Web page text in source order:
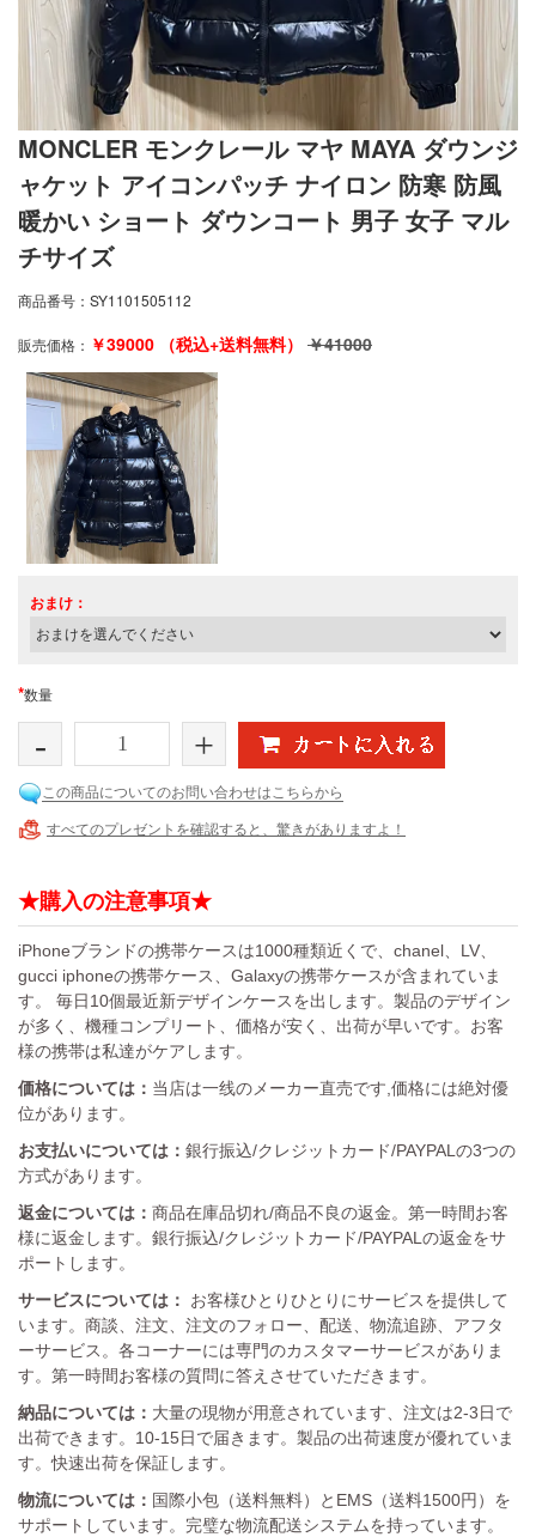
MONCLER モンクレール マヤ MAYA ダウンジ
ャケット アイコンパッチ ナイロン 防寒 防風
暖かい ショート ダウンコート 男子 女子 マル
チサイズ
商品番号： SY1101505112
販売価格： ￥39000 （税込+送料無料） ￥41000
おまけ：
*数量
- +
この商品についてのお問い合わせはこちらから
すべてのプレゼントを確認すると、驚きがありますよ！
★購入の注意事項★
iPhoneブランドの携帯ケースは1000種類近くで、chanel、LV、
gucci iphoneの携帯ケース、Galaxyの携帯ケースが含まれていま
す。 毎日10個最近新デザインケースを出します。製品のデザイン
が多く、機種コンプリート、価格が安く、出荷が早いです。お客
様の携帯は私達がケアします。
価格については： 当店は一线のメーカー直売です,価格には絶対優
位があります。
お支払いについては： 銀行振込/クレジットカード/PAYPALの3つの
方式があります。
返金については： 商品在庫品切れ/商品不良の返金。第一時間お客
様に返金します。銀行振込/クレジットカード/PAYPALの返金をサ
ポートします。
サービスについては：
お客様ひとりひとりにサービスを提供して
います。商談、注文、注文のフォロー、配送、物流追跡、アフタ
ーサービス。各コーナーには専門のカスタマーサービスがありま
す。第一時間お客様の質問に答えさせていただきます。
納品については： 大量の現物が用意されています、注文は2-3日で
出荷できます。10-15日で届きます。製品の出荷速度が優れていま
す。快速出荷を保証します。
物流については： 国際小包（送料無料）とEMS（送料1500円）を
サポートしています。完璧な物流配送システムを持っています。